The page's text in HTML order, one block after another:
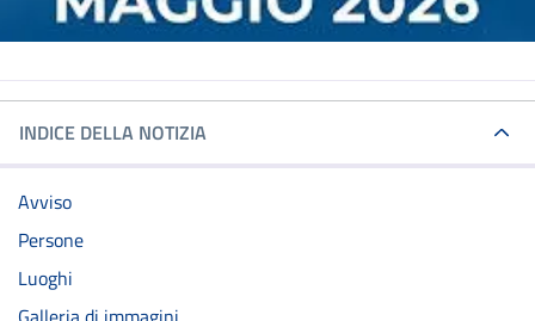
INDICE DELLA NOTIZIA
Avviso
Persone
Luoghi